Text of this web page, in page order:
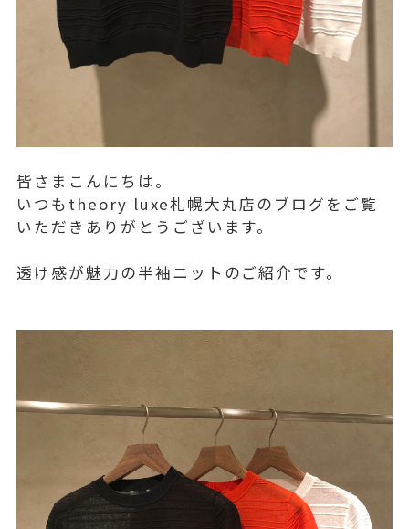
皆さまこんにちは。
いつもtheory luxe札幌大丸店のブログをご覧
いただきありがとうございます。
透け感が魅力の半袖ニットのご紹介です。